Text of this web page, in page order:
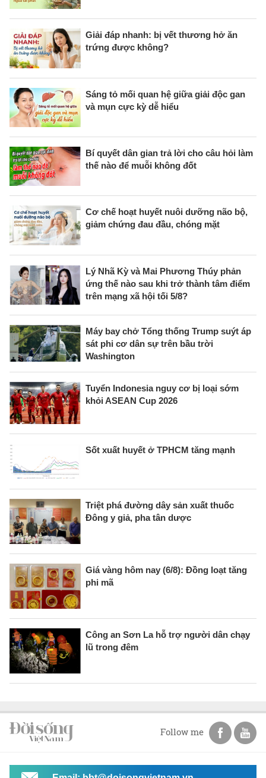
Giải đáp nhanh: bị vết thương hở ăn
trứng được không?
Sáng tỏ mối quan hệ giữa giải độc gan
và mụn cực kỳ dễ hiểu
Bí quyết dân gian trả lời cho câu hỏi làm
thế nào để muỗi không đốt
Cơ chế hoạt huyết nuôi dưỡng não bộ,
giảm chứng đau đầu, chóng mặt
Lý Nhã Kỳ và Mai Phương Thúy phản
ứng thế nào sau khi trở thành tâm điểm
trên mạng xã hội tối 5/8?
Máy bay chở Tổng thống Trump suýt áp
sát phi cơ dân sự trên bầu trời
Washington
Tuyển Indonesia nguy cơ bị loại sớm
khỏi ASEAN Cup 2026
Sốt xuất huyết ở TPHCM tăng mạnh
Triệt phá đường dây sản xuất thuốc
Đông y giả, pha tân dược
Giá vàng hôm nay (6/8): Đồng loạt tăng
phi mã
Công an Sơn La hỗ trợ người dân chạy
lũ trong đêm
Follow me